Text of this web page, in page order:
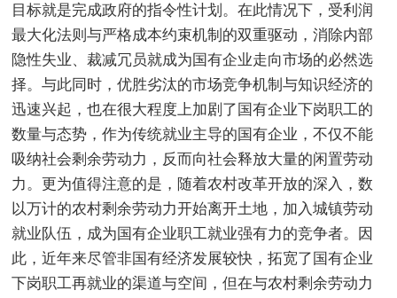
目标就是完成政府的指令性计划。在此情况下，受利润
最大化法则与严格成本约束机制的双重驱动，消除内部
隐性失业、裁减冗员就成为国有企业走向市场的必然选
择。与此同时，优胜劣汰的市场竞争机制与知识经济的
迅速兴起，也在很大程度上加剧了国有企业下岗职工的
数量与态势，作为传统就业主导的国有企业，不仅不能
吸纳社会剩余劳动力，反而向社会释放大量的闲置劳动
力。更为值得注意的是，随着农村改革开放的深入，数
以万计的农村剩余劳动力开始离开土地，加入城镇劳动
就业队伍，成为国有企业职工就业强有力的竞争者。因
此，近年来尽管非国有经济发展较快，拓宽了国有企业
下岗职工再就业的渠道与空间，但在与农村剩余劳动力